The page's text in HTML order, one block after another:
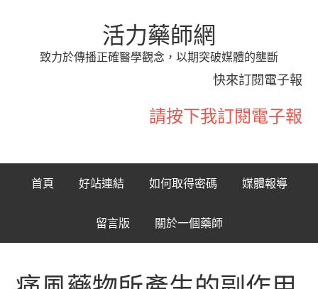
活力藥師網
致力於傳播正確醫學觀念，以期突破媒體的壟斷
快來訂閱電子報
請按下我訂閱電子報
首頁 好站連結 如何取得密碼 媒體報導
留言版 關於一個藥師